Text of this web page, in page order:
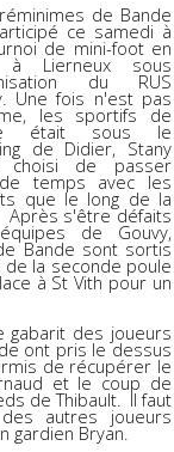
de Bande
ce samedi à
de mini-foot en
à Lierneux sous
du RUS
Une fois n'est pas
les sportifs de
était sous le
de Didier, Stany
choisi de passer
temps avec les
que le long de la
Après s'être défaits
de Gouvy,
Bande sont sortis
la seconde poule
à St Vith pour un
gabarit des joueurs
ont pris le dessus
de récupérer le
et le coup de
de Thibault. Il faut
autres joueurs
gardien Bryan.